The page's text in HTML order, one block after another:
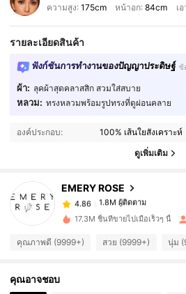
ความสูง: 175cm หน้าอก:84cm เ
รายละเอียดสินค้า
ฟังก์ชันการทำงานของปัญญาประดิษฐ์ ข้
ผ้า: ลุคผ้าสุดคลาสสิก สวมใส่สบาย
หลวม: ทรงหลวมพร้อมรูปทรงที่ดูผ่อนคลาย
องค์ประกอบ: 100% เส้นใยสังเคราะห์
ดูเพิ่มเติม
EMERY ROSE
4.86 1.8M ผู้ติดตาม
1.8M ผู้ติดตาม
4.86
1.8M ผู้ติดตาม
l***3 จ่าย1 วันที่ผ่านมา
4.86
17.3M ชิ้นที่ขายไปเมื่อเร็วๆ นี้
คุณภาพดี (9999+) สวย (9999+) นุ่ม
คุณอาจชอบ